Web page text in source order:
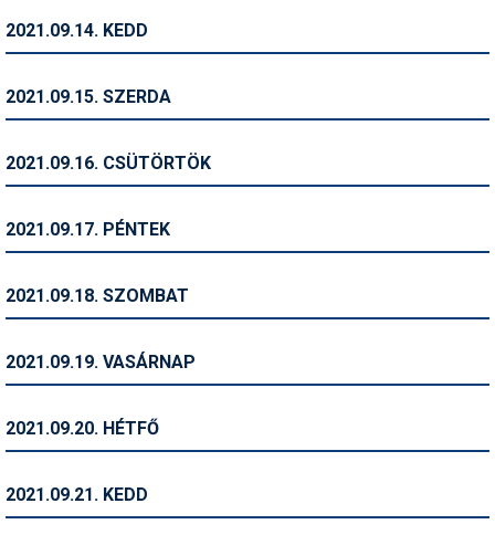
Símánia
Síszerviz
Snowboard
Szakértők
2021.09.14. KEDD
2021.09.15. SZERDA
2021.09.16. CSÜTÖRTÖK
2021.09.17. PÉNTEK
2021.09.18. SZOMBAT
2021.09.19. VASÁRNAP
2021.09.20. HÉTFŐ
2021.09.21. KEDD